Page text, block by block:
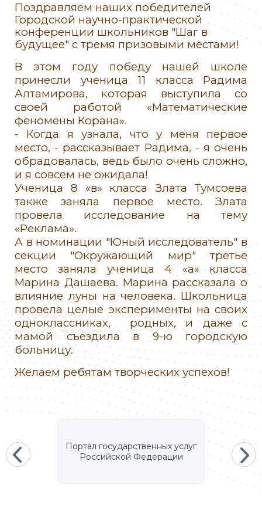
Поздравляем наших победителей
Городской научно-практической
конференции школьников "Шаг в
будущее" с тремя призовыми местами!
В этом году победу нашей школе
принесли ученица 11 класса Радима
Алтамирова, которая выступила со
своей работой «Математические
феномены Корана».
- Когда я узнала, что у меня первое
место, - рассказывает Радима, - я очень
обрадовалась, ведь было очень сложно,
и я совсем не ожидала!
Ученица 8 «в» класса Злата Тумсоева
также заняла первое место. Злата
провела исследование на тему
«Реклама».
А в номинации "Юный исследователь" в
секции "Окружающий мир" третье
место заняла ученица 4 «а» класса
Марина Дашаева. Марина рассказала о
влияние луны на человека. Школьница
провела целые эксперименты на своих
одноклассниках, родных, и даже с
мамой съездила в 9-ю городскую
больницу.
Желаем ребятам творческих успехов!
Портал государственных услуг
Российской Федерации